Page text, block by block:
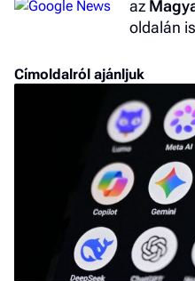
az
oldalán
Címoldalról ajánljuk